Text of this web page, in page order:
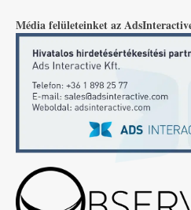
Média felületeinket az